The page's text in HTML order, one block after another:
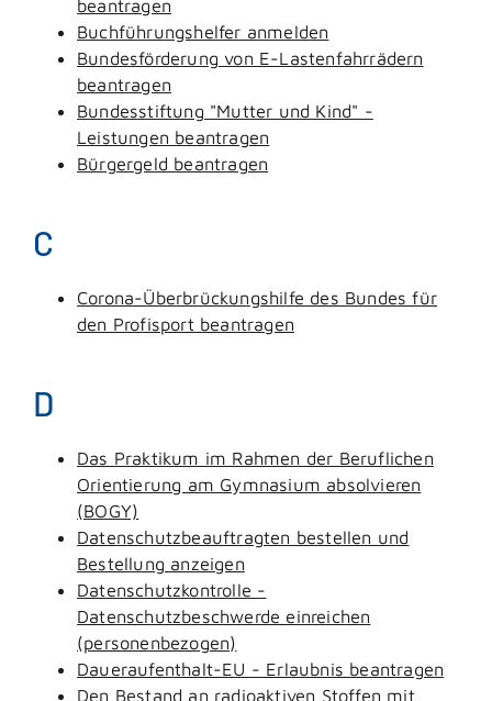
beantragen
Buchführungshelfer anmelden
Bundesförderung von E-Lastenfahrrädern
beantragen
Bundesstiftung "Mutter und Kind" -
Leistungen beantragen
Bürgergeld beantragen
C
Corona-Überbrückungshilfe des Bundes für
den Profisport beantragen
D
Das Praktikum im Rahmen der Beruflichen
Orientierung am Gymnasium absolvieren
(BOGY)
Datenschutzbeauftragten bestellen und
Bestellung anzeigen
Datenschutzkontrolle -
Datenschutzbeschwerde einreichen
(personenbezogen)
Daueraufenthalt-EU - Erlaubnis beantragen
Den Bestand an radioaktiven Stoffen mit